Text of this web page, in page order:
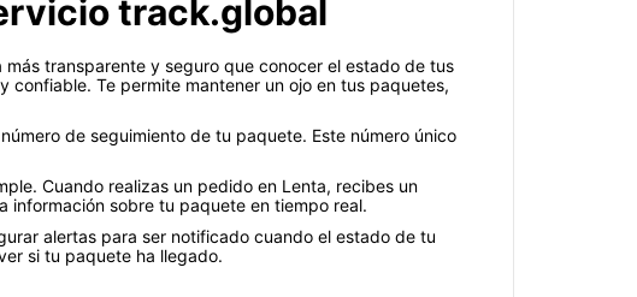
track.global
transparente y seguro que conocer el estado de tus
confiable. Te permite mantener un ojo en tus paquetes,
de seguimiento de tu paquete. Este número único
Cuando realizas un pedido en Lenta, recibes un
información sobre tu paquete en tiempo real.
alertas para ser notificado cuando el estado de tu
si tu paquete ha llegado.